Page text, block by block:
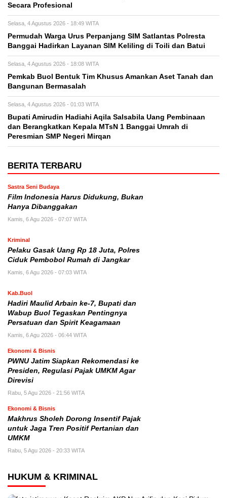
Secara Profesional
Selasa, 4 Agustus 2026 - 18:49 WITA
Permudah Warga Urus Perpanjang SIM Satlantas Polresta
Banggai Hadirkan Layanan SIM Keliling di Toili dan Batui
Selasa, 4 Agustus 2026 - 18:08 WITA
Pemkab Buol Bentuk Tim Khusus Amankan Aset Tanah dan
Bangunan Bermasalah
Selasa, 4 Agustus 2026 - 01:03 WITA
Bupati Amirudin Hadiahi Aqila Salsabila Uang Pembinaan
dan Berangkatkan Kepala MTsN 1 Banggai Umrah di
Peresmian SMP Negeri Mirqan
BERITA TERBARU
Sastra Seni Budaya
Film Indonesia Harus Didukung, Bukan
Hanya Dibanggakan
Kamis, 6 Agu 2026 - 07:07 WITA
Kriminal
Pelaku Gasak Uang Rp 18 Juta, Polres
Ciduk Pembobol Rumah di Jangkar
Kamis, 6 Agu 2026 - 07:03 WITA
Kab.Buol
Hadiri Maulid Arbain ke-7, Bupati dan
Wabup Buol Tegaskan Pentingnya
Persatuan dan Spirit Keagamaan
Kamis, 6 Agu 2026 - 06:44 WITA
Ekonomi & Bisnis
PWNU Jatim Siapkan Rekomendasi ke
Presiden, Regulasi Pajak UMKM Agar
Direvisi
Rabu, 5 Agu 2026 - 21:56 WITA
Ekonomi & Bisnis
Makhrus Sholeh Dorong Insentif Pajak
untuk Jaga Tren Positif Pertanian dan
UMKM
Rabu, 5 Agu 2026 - 20:33 WITA
HUKUM & KRIMINAL